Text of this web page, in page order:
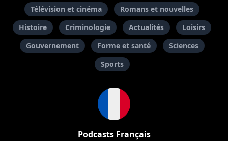
Télévision et cinéma
Romans et nouvelles
Histoire
Criminologie Actualités
Loisirs
Gouvernement
Forme et santé
Sciences
Sports
Podcasts Français